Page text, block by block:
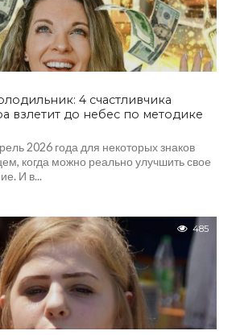
4 счастливчика
взлетит до небес по методике
2026 года для некоторых знаков
когда можно реально улучшить свое
И в...
485